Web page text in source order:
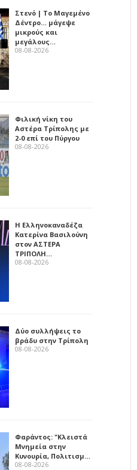
Στενό | Το Μαγεμένο
Δέντρο… μάγεψε
μικρούς και
μεγάλους…
08-08-2026
Φιλική νίκη του
Αστέρα Τρίπολης με
2-0 επί του Πύργου
08-08-2026
Η Ελληνοκαναδέζα
Κατερίνα Βασιλούνη
στον ΑΣΤΕΡΑ
ΤΡΙΠΟΛΗ…
08-08-2026
Δύο συλλήψεις το
βράδυ στην Τρίπολη
08-08-2026
Φαράντος: "Κλειστά
Μνημεία στην
Κυνουρία, Πολιτισμ…
08-08-2026